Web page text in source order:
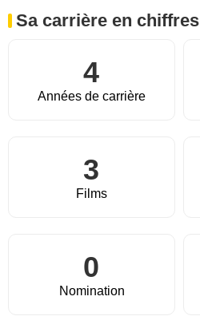
Sa carrière en chiffres
4
Années de carrière
3
Films
0
Nomination